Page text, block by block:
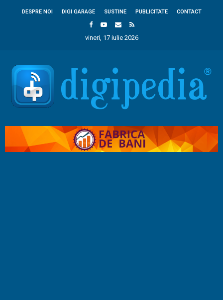
DESPRE NOI DIGI GARAGE SUSTINE PUBLICITATE CONTACT
vineri, 17 iulie 2026